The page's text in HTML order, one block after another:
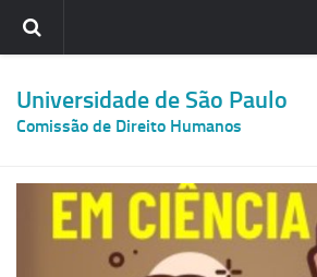
Membros da Comissão
Prêmio USP de Direitos Humanos
Links
Universidade de São Paulo
Comissão de Direito Humanos